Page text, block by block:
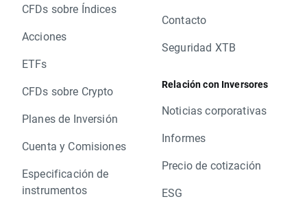
CFDs sobre Índices
Acciones
ETFs
CFDs sobre Crypto
Planes de Inversión
Cuenta y Comisiones
Especificación de
instrumentos
Contacto
Seguridad XTB
Relación con Inversores
Noticias corporativas
Informes
Precio de cotización
ESG